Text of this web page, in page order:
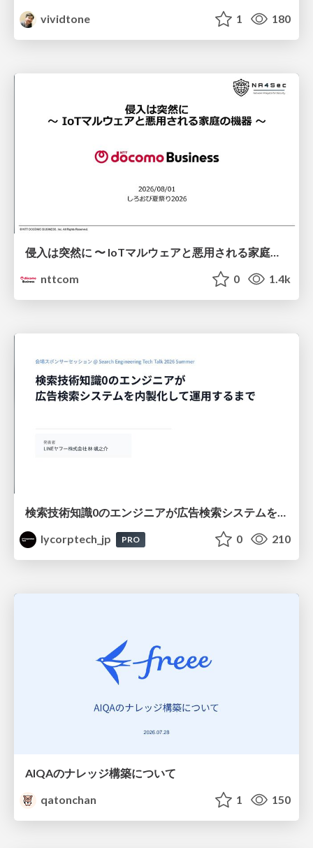
vividtone
1 180
侵入は突然に 〜 IoTマルウェアと悪用される家庭の機器 ～ / When Intrusion Strikes: IoT Malware and the Abuse of Home Devices
nttcom
0 1.4k
検索技術知識0のエンジニアが広告検索システムを内製化して運用するまで
lycorptech_jp
PRO 0 210
AIQAのナレッジ構築について
qatonchan
1 150